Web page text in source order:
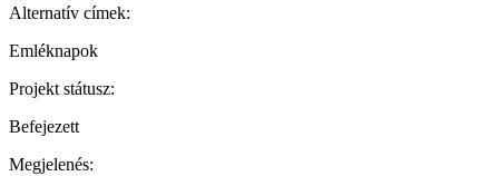
Alternatív címek:
Emléknapok
Projekt státusz:
Befejezett
Megjelenés: